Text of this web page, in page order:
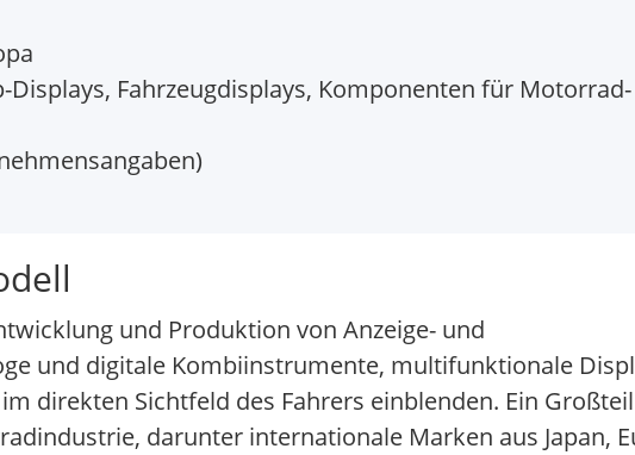
Fahrzeugdisplays, Komponenten für
und Produktion von Anzeige- und
und digitale Kombiinstrumente, multifunktionale
direkten Sichtfeld des Fahrers einblenden. Ein
darunter internationale Marken aus Japan,